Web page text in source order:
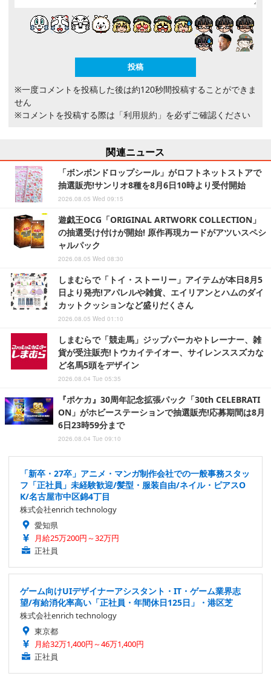
※一度コメントを投稿した後は約120秒間投稿することができま
せん
※コメントを投稿する際は 「利用規約」 を必ずご確認ください
関連ニュース
「ボンボンドロップシール」がロフトネットストアで
抽選販売!サンリオ8種を8月6日10時より受付開始
2026.08.05 Wed 09:15
遊戯王OCG「ORIGINAL ARTWORK COLLECTION」
の抽選受け付けが開始! 原作再現カードがアツいスペシ
ャルパック
2026.08.05 Wed 08:30
しまむらで「トイ・ストーリー」アイテムが本日8月5
日より発売!アパレルや雑貨、エイリアンとハムのダイ
カットクッションなど盛りだくさん
2026.08.05 Wed 01:10
しまむらで「競走馬」ジップパーカやトレーナー、雑
貨が受注販売!トウカイテイオー、サイレンススズカな
ど名馬5頭をデザイン
2026.08.04 Tue 05:35
『ポケカ』30周年記念拡張パック「30th CELEBRATI
ON」がホビーステーションで抽選販売!応募期間は8月
6日23時59分まで
2026.08.04 Tue 09:10
「新卒・27卒」アニメ・マンガ制作会社での一般事務スタッ
フ「正社員」未経験歓迎/髪型・服装自由/ネイル・ピアスO
K/名古屋市中区錦4丁目
株式会社enrich technology
愛知県
月給25万200円～32万円
正社員
ゲーム向けUIデザイナーアシスタント・IT・ゲーム業界志
望/有給消化率高い「正社員・年間休日125日」・港区芝
株式会社enrich technology
東京都
月給32万1,400円～46万1,400円
正社員